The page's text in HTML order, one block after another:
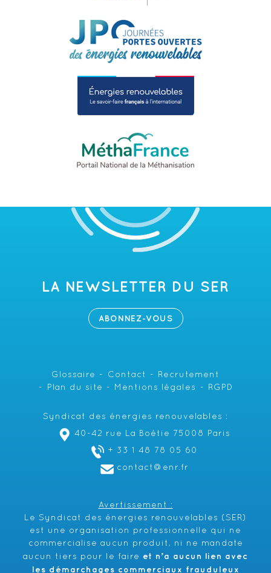
LA NEWSLETTER DU SER
ABONNEZ-VOUS
Glossaire Contact
Recrutement
Plan du site
Mentions légales RGPD
Syndicat des énergies renouvelables :
40-42 rue La Boétie 75008 Paris
+ 33 1 48 78 05 60
contact@enr.fr
Avertissement :
Le Syndicat des énergies renouvelables (SER)
est une organisation professionnelle qui ne
commercialise aucun produit, ni ne mandate
aucun tiers pour le faire et n’a aucun lien avec
les démarchages commerciaux frauduleux